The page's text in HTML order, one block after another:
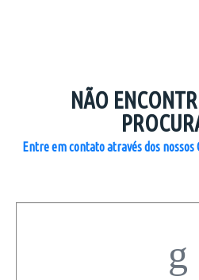
NÃO
Entre em contato através dos nossos